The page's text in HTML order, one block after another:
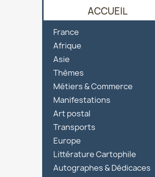
ACCUEIL
France
Afrique
Asie
Thèmes
Métiers & Commerce
Manifestations
Art postal
Transports
Europe
Littérature Cartophile
Autographes & Dédicaces